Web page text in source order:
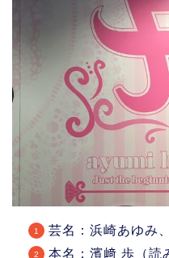
芸名：浜崎あゆみ
本名：濱﨑 歩（読